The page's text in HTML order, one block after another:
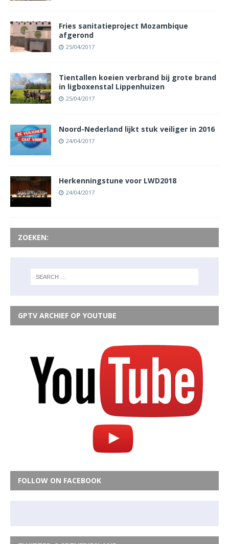
Fries sanitatieproject Mozambique
afgerond
25/04/2017
Tientallen koeien verbrand bij grote brand
in ligboxenstal Lippenhuizen
25/04/2017
Noord-Nederland lijkt stuk veiliger in 2016
24/04/2017
Herkenningstune voor LWD2018
24/04/2017
ZOEKEN:
GPTV ARCHIEF OP YOUTUBE
FOLLOW ON FACEBOOK